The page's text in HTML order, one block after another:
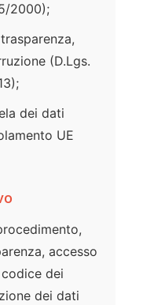
2000);
(D.Lgs.
dei dati
UE
accesso
dei
dei dati